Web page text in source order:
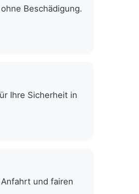
Beschädigung.
Ihre Sicherheit in
und fairen